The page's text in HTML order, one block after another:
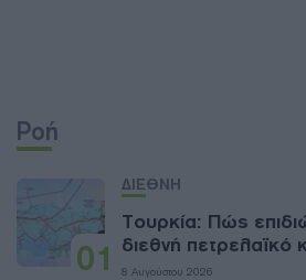
Ροή
01
ΔΙΕΘΝΗ
Τουρκία: Πώς
διεθνή πετρελαϊκό
8 Αυγούστου 2026